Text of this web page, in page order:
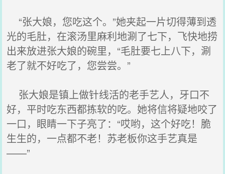
“张大娘，您吃这个。”她夹起一片切得薄到透
光的毛肚，在滚汤里麻利地涮了七下，飞快地捞
出来放进张大娘的碗里，“毛肚要七上八下，涮
老了就不好吃了，您尝尝。”
张大娘是镇上做针线活的老手艺人，牙口不
好，平时吃东西都拣软的吃。她将信将疑地咬了
一口，眼睛一下子亮了：“哎哟，这个好吃！脆
生生的，一点都不老！苏老板你这手艺真是
——”